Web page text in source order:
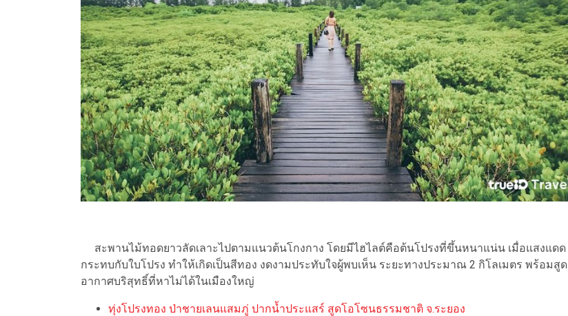
สะพานไม้ทอดยาวลัดเลาะไปตามแนวต้นโกงกาง โดยมีไฮไลต์คือต้นโปรงที่ขึ้นหนาแน่น เมื่อแสงแดด
กระทบกับใบโปรง ทำให้เกิดเป็นสีทอง งดงามประทับใจผู้พบเห็น ระยะทางประมาณ 2 กิโลเมตร พร้อมสูด
อากาศบริสุทธิ์ที่หาไม่ได้ในเมืองใหญ่
ทุ่งโปรงทอง ป่าชายเลนแสมภู่ ปากน้ำประแสร์ สูดโอโซนธรรมชาติ จ.ระยอง